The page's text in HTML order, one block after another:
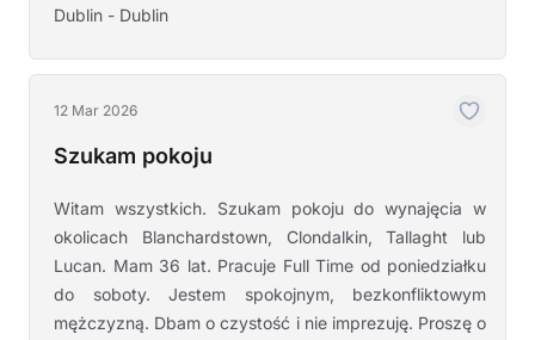
Dublin - Dublin
12 Mar 2026
Szukam pokoju
Witam wszystkich. Szukam pokoju do wynajęcia w
okolicach Blanchardstown, Clondalkin, Tallaght lub
Lucan. Mam 36 lat. Pracuje Full Time od poniedziałku
do soboty. Jestem spokojnym, bezkonfliktowym
mężczyzną. Dbam o czystość i nie imprezuję. Proszę o